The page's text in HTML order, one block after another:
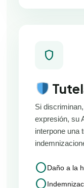
shield
Si
expresión, su
interpone una
circleDaño a la
circle